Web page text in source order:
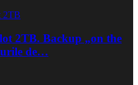
2TB. Backup „on the
de…